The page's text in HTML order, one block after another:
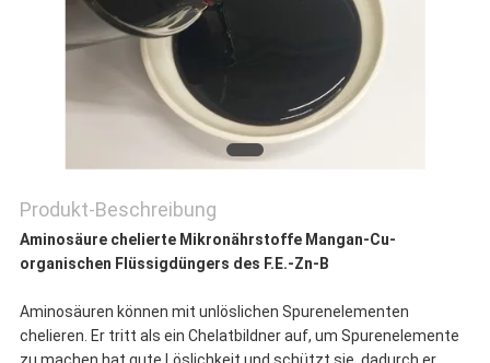
Produkt-Beschreibung
Aminosäure chelierte Mikronährstoffe Mangan-Cu-
organischen Flüssigdüngers des F.E.-Zn-B
Aminosäuren können mit unlöslichen Spurenelementen
chelieren. Er tritt als ein Chelatbildner auf, um Spurenelemente